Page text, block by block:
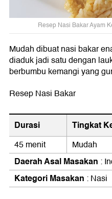
Resep Nasi Bakar Ayam
Mudah dibuat nasi bakar
diaduk jadi satu dengan
berbumbu kemangi yang
Resep Nasi Bakar
Durasi Tingkat
45 menit Mudah
Daerah Asal Masakan :
Kategori Masakan : Nasi